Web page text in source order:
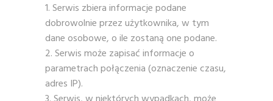
Serwis zbiera informacje podane
dobrowolnie przez użytkownika, w tym
dane osobowe, o ile zostaną one podane.
Serwis może zapisać informacje o
parametrach połączenia (oznaczenie czasu,
adres IP).